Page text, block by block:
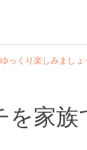
っくり楽しみましょ
家